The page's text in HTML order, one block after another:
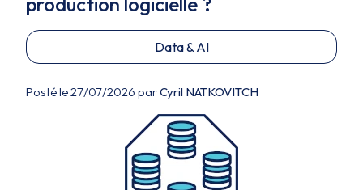
Data & AI
Posté le 27/07/2026 parCyril NATKOVITCH